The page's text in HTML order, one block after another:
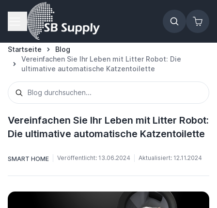
Zum Inhalt springen
Startseite
Blog
Vereinfachen Sie Ihr Leben mit Litter Robot: Die
ultimative automatische Katzentoilette
Vereinfachen Sie Ihr Leben mit Litter Robot:
Die ultimative automatische Katzentoilette
SMART HOME Veröffentlicht: 13.06.2024 Aktualisiert: 12.11.2024